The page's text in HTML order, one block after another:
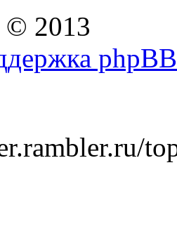
© 2013
phpBB